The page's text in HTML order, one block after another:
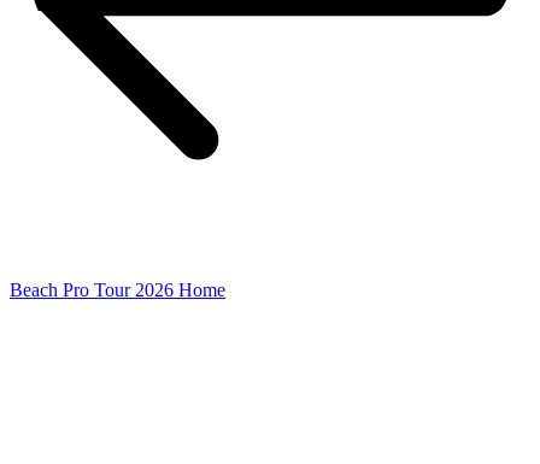
Beach Pro Tour 2026 Home